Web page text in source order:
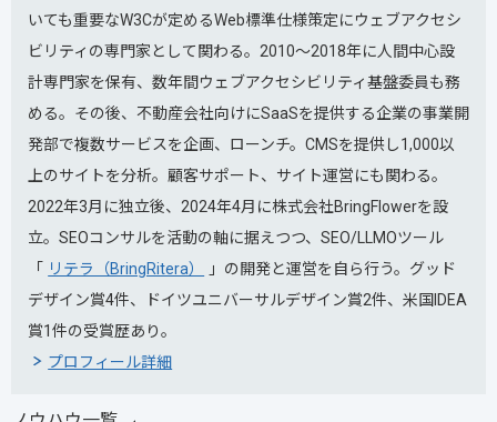
いても重要なW3Cが定めるWeb標準仕様策定にウェブアクセシ
ビリティの専門家として関わる。2010～2018年に人間中心設
計専門家を保有、数年間ウェブアクセシビリティ基盤委員も務
める。その後、不動産会社向けにSaaSを提供する企業の事業開
発部で複数サービスを企画、ローンチ。CMSを提供し1,000以
上のサイトを分析。顧客サポート、サイト運営にも関わる。
2022年3月に独立後、2024年4月に株式会社BringFlowerを設
立。SEOコンサルを活動の軸に据えつつ、SEO/LLMOツール
「
リテラ（BringRitera）
」の開発と運営を自ら行う。グッド
デザイン賞4件、ドイツユニバーサルデザイン賞2件、米国IDEA
賞1件の受賞歴あり。
プロフィール詳細